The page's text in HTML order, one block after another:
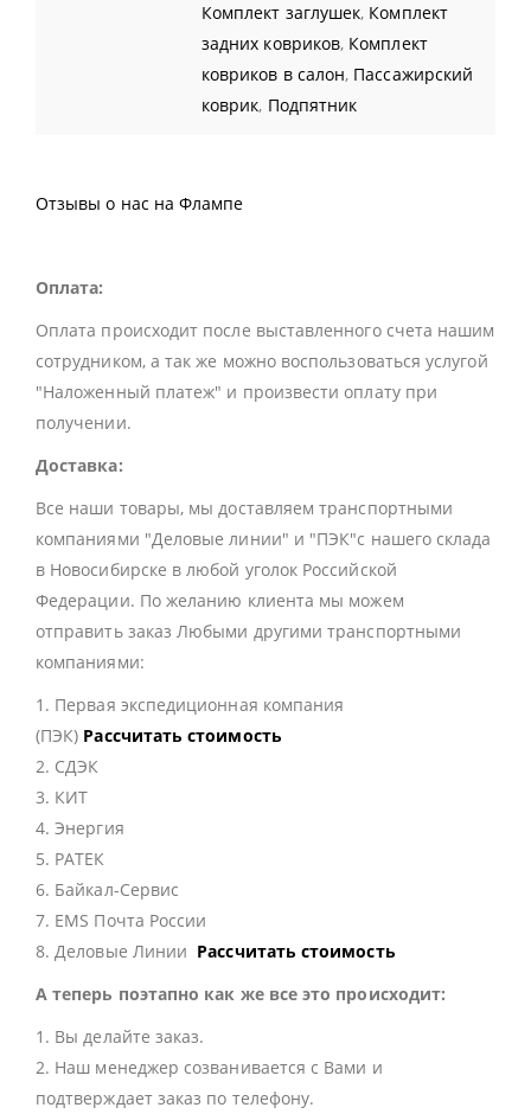
Комплект заглушек, Комплект
задних ковриков, Комплект
ковриков в салон, Пассажирский
коврик, Подпятник
Отзывы о нас на Флампе
Оплата:
Оплата происходит после выставленного счета нашим
сотрудником, а так же можно воспользоваться услугой
"Наложенный платеж" и произвести оплату при
получении.
Доставка:
Все наши товары, мы доставляем транспортными
компаниями "Деловые линии" и "ПЭК"с нашего склада
в Новосибирске в любой уголок Российской
Федерации. По желанию клиента мы можем
отправить заказ Любыми другими транспортными
компаниями:
1. Первая экспедиционная компания
(ПЭК) Рассчитать стоимость
2. СДЭК
3. КИТ
4. Энергия
5. РАТЕК
6. Байкал-Сервис
7. EMS Почта России
8. Деловые Линии Рассчитать стоимость
А теперь поэтапно как же все это происходит:
1. Вы делайте заказ.
2. Наш менеджер созванивается с Вами и
подтверждает заказ по телефону.